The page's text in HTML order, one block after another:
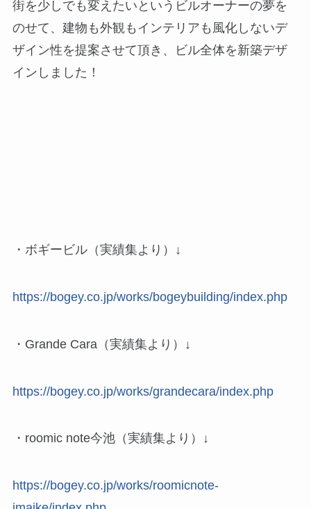
街を少しでも変えたいというビルオーナーの夢を
のせて、建物も外観もインテリアも風化しないデ
ザイン性を提案させて頂き、ビル全体を新築デザ
インしました！
・ボギービル（実績集より）↓
https://bogey.co.jp/works/bogeybuilding/index.php
・Grande Cara（実績集より）↓
https://bogey.co.jp/works/grandecara/index.php
・roomic note今池（実績集より）↓
https://bogey.co.jp/works/roomicnote-